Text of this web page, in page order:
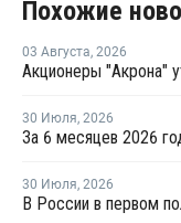
Похожие
03 Августа, 2026
30 Июля, 2026
30 Июля, 2026